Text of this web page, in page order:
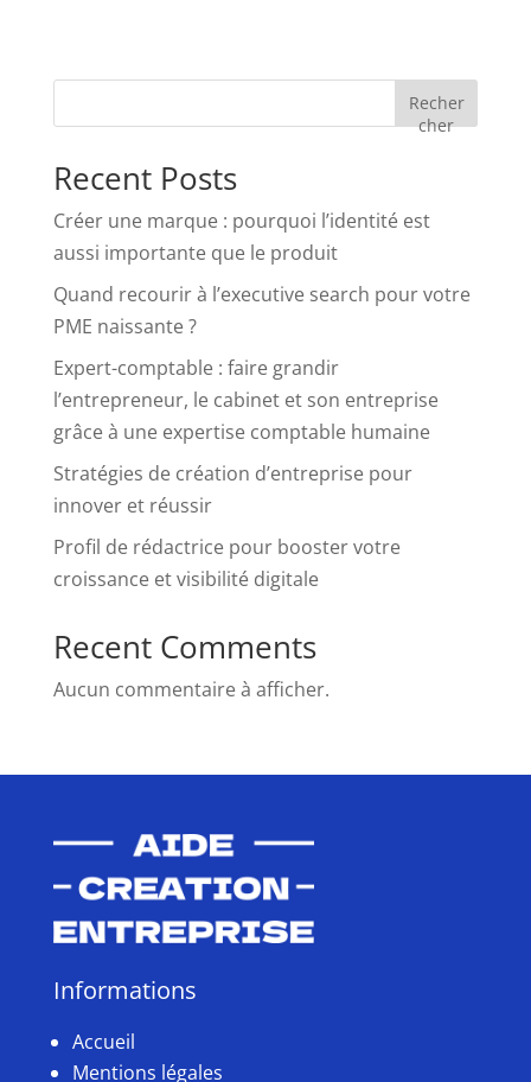
Recher
cher
Recent Posts
Créer une marque : pourquoi l’identité est
aussi importante que le produit
Quand recourir à l’executive search pour votre
PME naissante ?
Expert-comptable : faire grandir
l’entrepreneur, le cabinet et son entreprise
grâce à une expertise comptable humaine
Stratégies de création d’entreprise pour
innover et réussir
Profil de rédactrice pour booster votre
croissance et visibilité digitale
Recent Comments
Aucun commentaire à afficher.
Informations
Accueil
Mentions légales